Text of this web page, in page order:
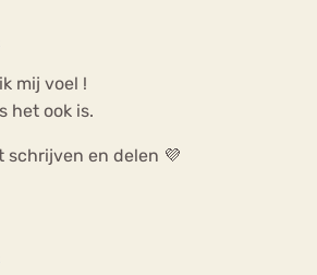
mij voel !
het ook is.
schrijven en delen 💜